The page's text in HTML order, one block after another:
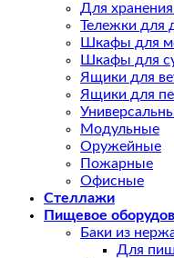
Для
Тележки для
Шкафы для
Шкафы для
Ящики для
Ящики для
Модульные
Оружейные
Пожарные
Офисные
Стеллажи
Пищевое
Баки из
Для